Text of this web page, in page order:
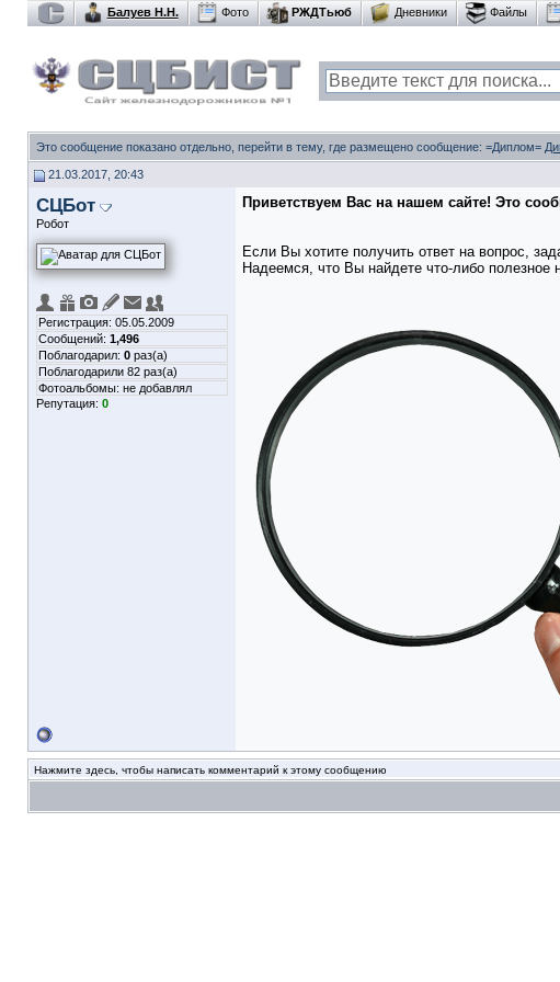
Балуев Н.Н. Фото РЖДТьюб Дневники Файлы
Это сообщение показано отдельно, перейти в тему, где размещено сообщение: =Диплом=
21.03.2017, 20:43
СЦБот
Робот
Регистрация: 05.05.2009
Сообщений: 1,496
Поблагодарил: 0 раз(а)
Поблагодарили 82 раз(а)
Фотоальбомы: не добавлял
Репутация: 0
Приветствуем Вас на нашем сайте! Это
Если Вы хотите получить ответ на вопрос,
Надеемся, что Вы найдете что-либо полезное
Нажмите здесь, чтобы написать комментарий к этому сообщению